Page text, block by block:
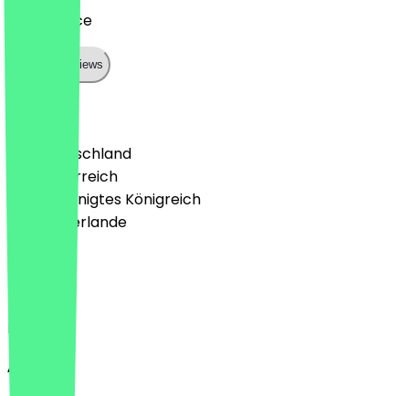
great place
Show all reviews
🇩🇪 Deutschland
🇦🇹 Österreich
🇬🇧 Vereinigtes Königreich
🇳🇱 Niederlande
Deutsch
English
About